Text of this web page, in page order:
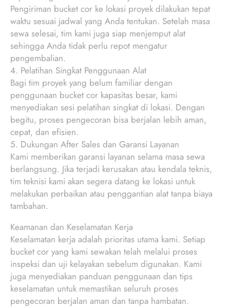
Pengiriman bucket cor ke lokasi proyek dilakukan tepat
waktu sesuai jadwal yang Anda tentukan. Setelah masa
sewa selesai, tim kami juga siap menjemput alat
sehingga Anda tidak perlu repot mengatur
pengembalian.
4. Pelatihan Singkat Penggunaan Alat
Bagi tim proyek yang belum familiar dengan
penggunaan bucket cor kapasitas besar, kami
menyediakan sesi pelatihan singkat di lokasi. Dengan
begitu, proses pengecoran bisa berjalan lebih aman,
cepat, dan efisien.
5. Dukungan After Sales dan Garansi Layanan
Kami memberikan garansi layanan selama masa sewa
berlangsung. Jika terjadi kerusakan atau kendala teknis,
tim teknisi kami akan segera datang ke lokasi untuk
melakukan perbaikan atau penggantian alat tanpa biaya
tambahan.
Keamanan dan Keselamatan Kerja
Keselamatan kerja adalah prioritas utama kami. Setiap
bucket cor yang kami sewakan telah melalui proses
inspeksi dan uji kelayakan sebelum digunakan. Kami
juga menyediakan panduan penggunaan dan tips
keselamatan untuk memastikan seluruh proses
pengecoran berjalan aman dan tanpa hambatan.